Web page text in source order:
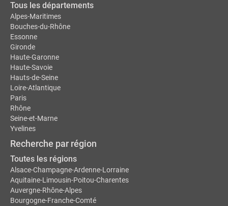
Tous les départements
Alpes-Maritimes
Bouches-du-Rhône
Essonne
Gironde
Haute-Garonne
Haute-Savoie
Hauts-de-Seine
Loire-Atlantique
Paris
Rhône
Seine-et-Marne
Yvelines
Recherche par région
Toutes les régions
Alsace-Champagne-Ardenne-Lorraine
Aquitaine-Limousin-Poitou-Charentes
Auvergne-Rhône-Alpes
Bourgogne-Franche-Comté